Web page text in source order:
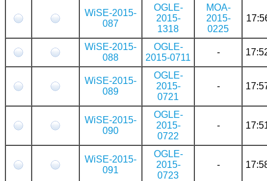
WiSE-2015-
087
OGLE-
2015-
1318
MOA-
2015-
0225
WiSE-2015-
088
OGLE-
2015-0711
-
WiSE-2015-
089
OGLE-
2015-
0721
-
WiSE-2015-
090
OGLE-
2015-
0722
-
WiSE-2015-
091
OGLE-
2015-
0723
-